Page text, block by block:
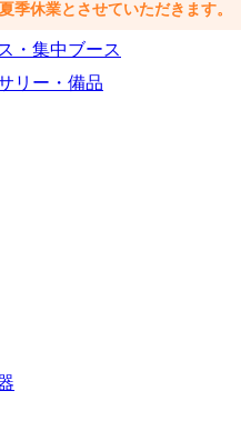
・集中ブース
リー・備品
季休業とさせていただきます。